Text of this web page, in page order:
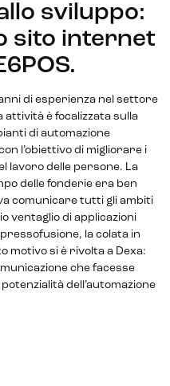
sviluppo:
sito internet
di esperienza nel settore
attività è focalizzata sulla
di automazione
l’obiettivo di migliorare i
lavoro delle persone. La
delle fonderie era ben
comunicare tutti gli ambiti
ventaglio di applicazioni
la colata in
motivo si è rivolta a Dexa:
che facesse
dell’automazione